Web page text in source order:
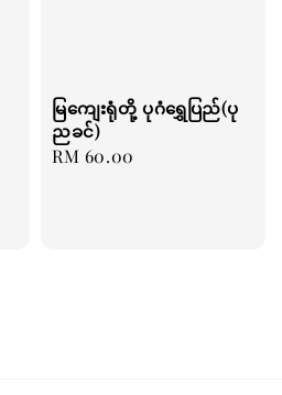
မြကျေးရုံတို့ ပုဂံရွှေပြည်(ပု
ညခင်)
Regular
RM 60.00